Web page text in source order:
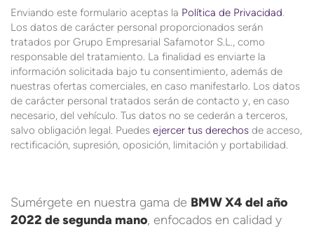
Enviando este formulario aceptas la Política de Privacidad.
Los datos de carácter personal proporcionados serán
tratados por Grupo Empresarial Safamotor S.L., como
responsable del tratamiento. La finalidad es enviarte la
información solicitada bajo tu consentimiento, además de
nuestras ofertas comerciales, en caso manifestarlo. Los datos
de carácter personal tratados serán de contacto y, en caso
necesario, del vehículo. Tus datos no se cederán a terceros,
salvo obligación legal. Puedes ejercer tus derechos de acceso,
rectificación, supresión, oposición, limitación y portabilidad.
Sumérgete en nuestra gama de BMW X4 del año
2022 de segunda mano, enfocados en calidad y